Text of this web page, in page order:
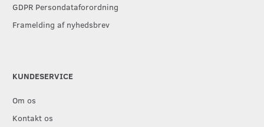
GDPR Persondataforordning
Framelding af nyhedsbrev
KUNDESERVICE
Om os
Kontakt os